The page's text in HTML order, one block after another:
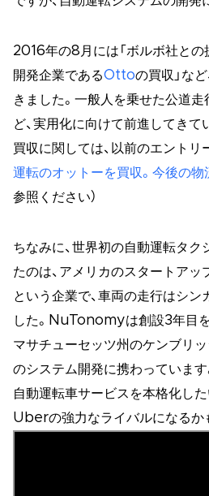
2016年の8月には「ボルボ社との
開発企業であるOttoの買収」な
きました。一般人を乗せた公道
ど、実用化に向けて前進してきて
買収に関しては、以前のエントリー
運転のオットーを買収。今後の物
参照ください）
ちなみに、世界初の自動運転タク
たのは、アメリカのスタートアッ
という企業で、車両の走行はシン
した。NuTonomyは創設3年目を
マサチューセッツ州のケンブリ
のシステム開発に携わっていま
自動運転車サービスを本格化した
Uberの強力なライバルになるか